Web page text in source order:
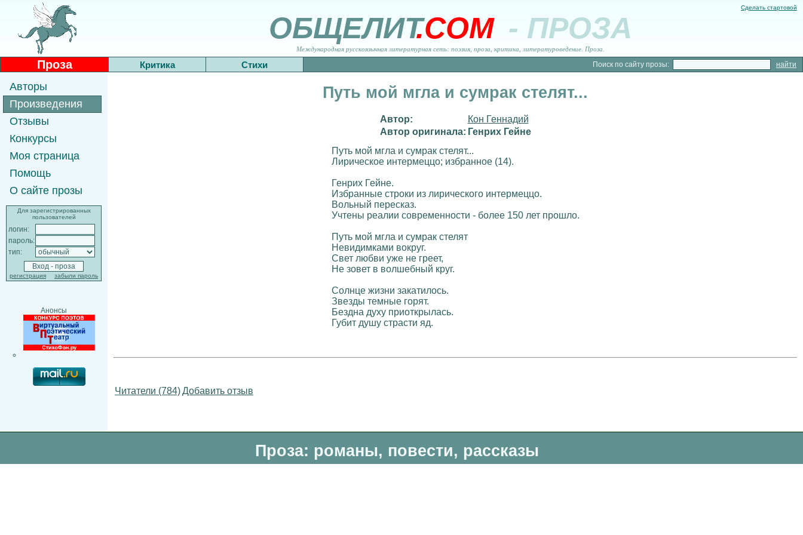
Сделать стартовой
ОБЩЕЛИТ.COM - ПРОЗА
Международная русскоязычная литературная сеть: поэзия, проза, критика, литературоведение. Проза.
Проза Критика Стихи Поиск по сайту прозы:
Авторы
Произведения
Отзывы
Конкурсы
Моя страница
Помощь
О сайте прозы
Для зарегистрированных
пользователей
логин:
пароль:
тип:
регистрация забыли пароль
Анонсы
Путь мой мгла и сумрак стелят...
Автор:
Кон Геннадий
Автор оригинала: Генрих Гейне
Путь мой мгла и сумрак стелят...
Лирическое интермеццо; избранное (14).
Генрих Гейне.
Избранные строки из лирического интермеццо.
Вольный пересказ.
Учтены реалии современности - более 150 лет прошло.
Путь мой мгла и сумрак стелят
Невидимками вокруг.
Свет любви уже не греет,
Не зовет в волшебный круг.
Солнце жизни закатилось.
Звезды темные горят.
Бездна духу приоткрылась.
Губит душу страсти яд.
Читатели (784)Добавить отзыв
Проза: романы, повести, рассказы